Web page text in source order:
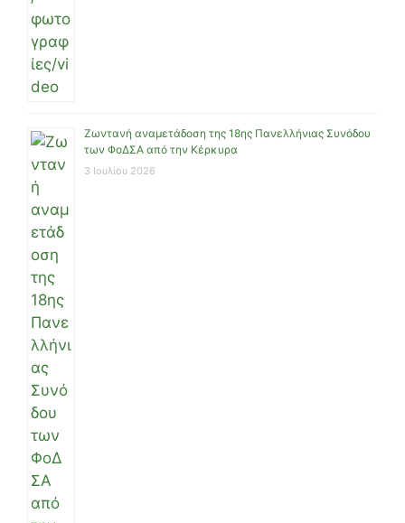
Ζωντανή αναμετάδοση της 18ης Πανελλήνιας Συνόδου
των ΦοΔΣΑ από την Κέρκυρα
3 Ιουλίου 2026